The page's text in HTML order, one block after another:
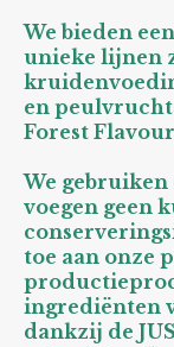
We bieden
unieke lijnen
en
Forest
We gebruiken
voegen geen
toe aan onze
ingrediënten
dankzij de